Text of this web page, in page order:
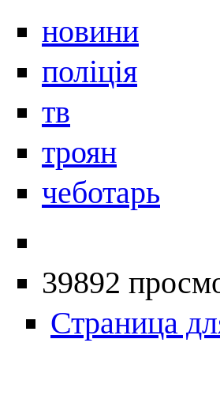
новини
поліція
тв
троян
чеботарь
39892
Страница